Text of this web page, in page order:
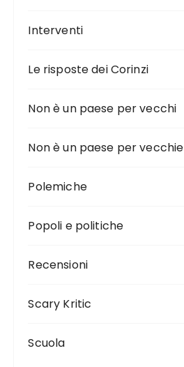
Interventi
Le risposte dei Corinzi
Non è un paese per vecchi
Non è un paese per vecchie
Polemiche
Popoli e politiche
Recensioni
Scary Kritic
Scuola